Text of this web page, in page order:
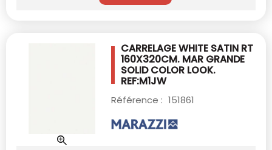
CARRELAGE WHITE SATIN RT
160X320CM. MAR GRANDE
SOLID COLOR LOOK.
REF:M1JW
Référence : 151861